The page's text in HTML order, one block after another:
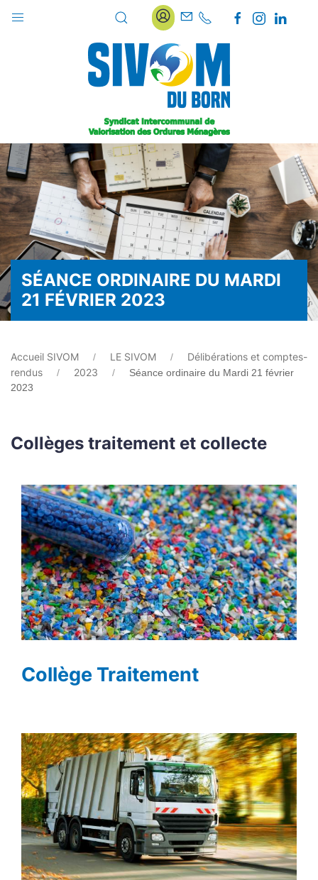
SÉANCE ORDINAIRE DU MARDI
21 FÉVRIER 2023
Accueil SIVOM LE SIVOM
Délibérations et comptes-
rendus
2023
Séance ordinaire du Mardi 21 février
2023
Collèges traitement et collecte
Collège Traitement